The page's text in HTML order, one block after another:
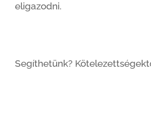
eligazodni.
Segíthetünk?